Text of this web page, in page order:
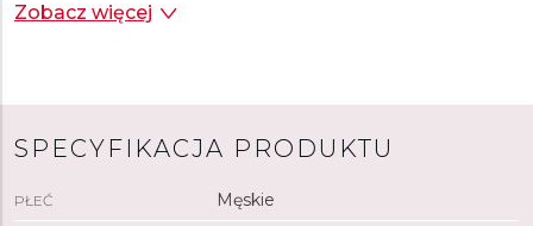
pokryto masą luminescencyjną Super-
automatycznym Powermatic 80, oferującym 80-
5 ATMzegarekjest odporny na deszcz i nadaje się do
Zobacz więcej
SPECYFIKACJA PRODUKTU
PŁEĆ Męskie